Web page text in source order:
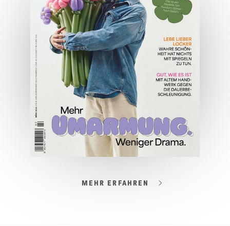
JETZT BESTELLEN
ONLINE LESEN
MEHR ERFAHREN